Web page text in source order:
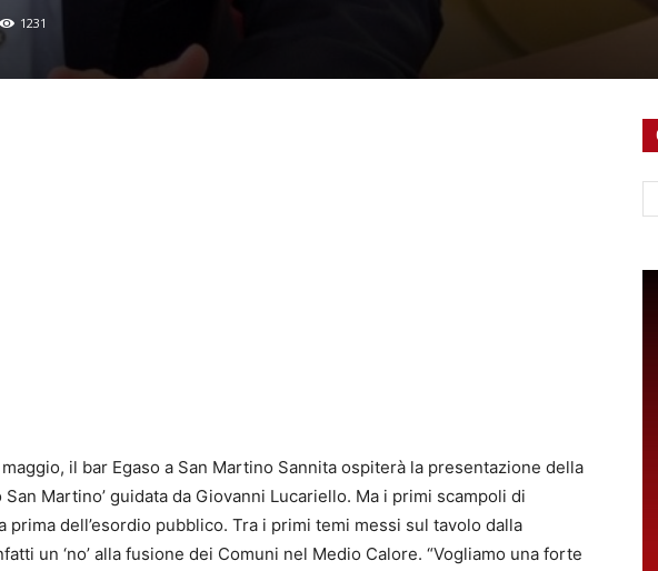
1231
il bar Egaso a San Martino Sannita ospiterà la presentazione della
San Martino’ guidata da Giovanni Lucariello. Ma i primi scampoli di
prima dell’esordio pubblico. Tra i primi temi messi sul tavolo dalla
un ‘no’ alla fusione dei Comuni nel Medio Calore. “Vogliamo una forte